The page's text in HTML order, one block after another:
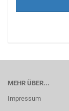
MEHR ÜBER...
Impressum